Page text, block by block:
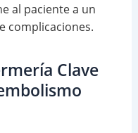
al paciente a un
complicaciones.
Clave